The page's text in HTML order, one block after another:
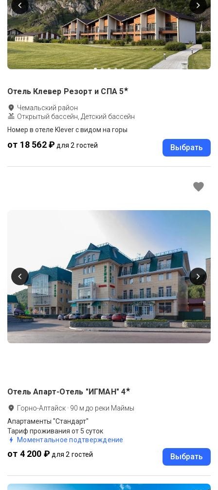
Отель Клевер Резорт и СПА 5★
Чемальский район
Открытый бассейн, Детский бассейн
Номер в отеле Klever с видом на горы
от 18 562 ₽ для 2 гостей Выбрать
Отель Апарт-Отель "ИГМАН" 4★
Горно-Алтайск · 90 м до реки Маймы
Апартаменты "Стандарт"
Тариф проживания от 5 суток
Моментальное подтверждение
от 4 200 ₽ для 2 гостей Выбрать